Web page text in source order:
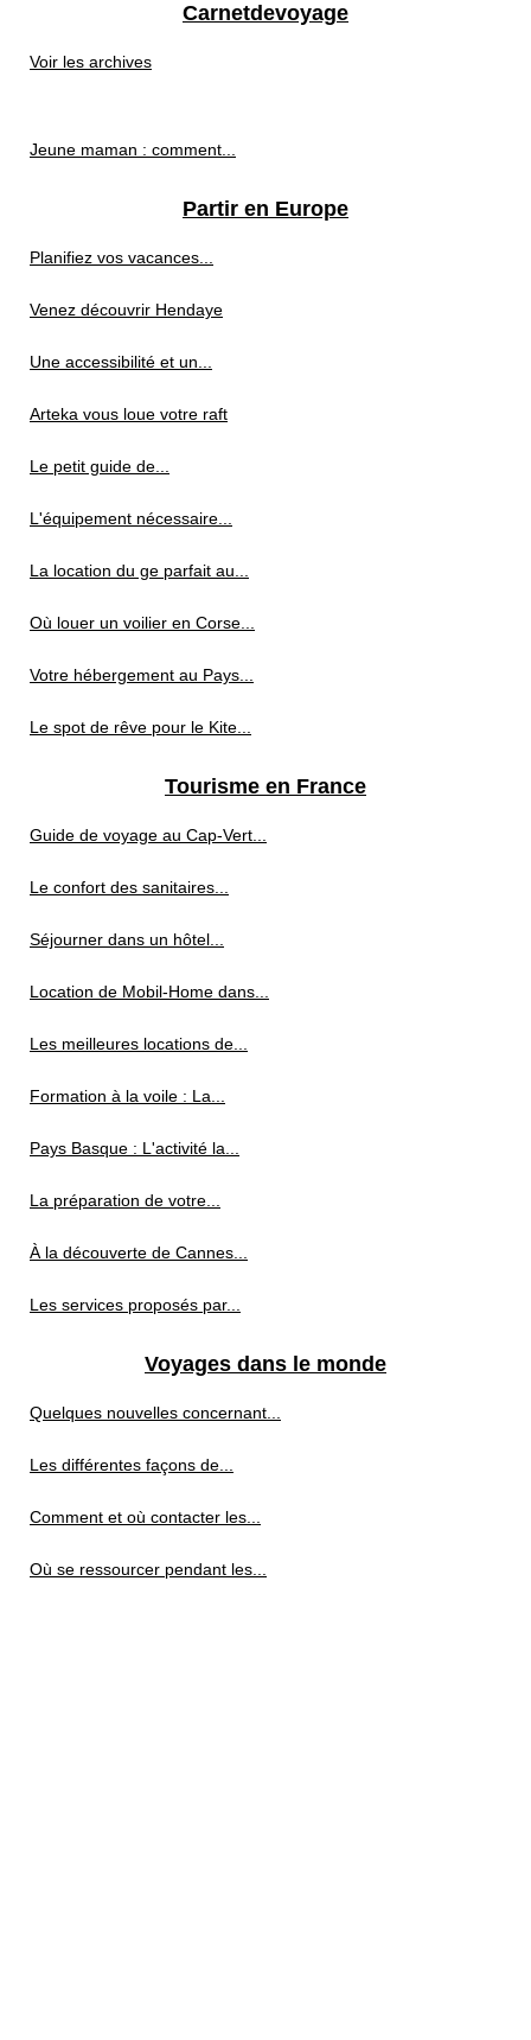
Carnetdevoyage
Voir les archives
Jeune maman : comment...
Partir en Europe
Planifiez vos vacances...
Venez découvrir Hendaye
Une accessibilité et un...
Arteka vous loue votre raft
Le petit guide de...
L'équipement nécessaire...
La location du ge parfait au...
Où louer un voilier en Corse...
Votre hébergement au Pays...
Le spot de rêve pour le Kite...
Tourisme en France
Guide de voyage au Cap‑Vert...
Le confort des sanitaires...
Séjourner dans un hôtel...
Location de Mobil-Home dans...
Les meilleures locations de...
Formation à la voile : La...
Pays Basque : L'activité la...
La préparation de votre...
À la découverte de Cannes...
Les services proposés par...
Voyages dans le monde
Quelques nouvelles concernant...
Les différentes façons de...
Comment et où contacter les...
Où se ressourcer pendant les...